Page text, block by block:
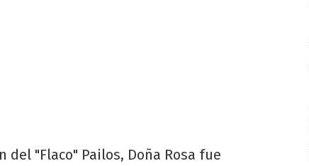
del "Flaco" Pailos, Doña Rosa fue